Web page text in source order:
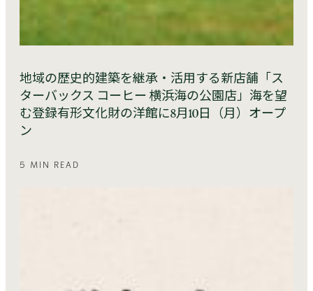
地域の歴史的建築を継承・活用する新店舗「ス
ターバックス コーヒー 横浜海の公園店」海を望
む登録有形文化財の洋館に8月10日（月）オープ
ン
5 MIN READ